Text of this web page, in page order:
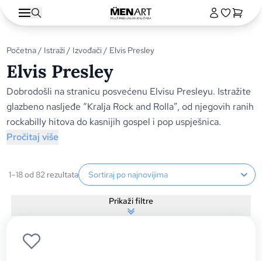
Početna/ Istraži/ Izvođači/ Elvis Presley
Elvis Presley
Dobrodošli na stranicu posvećenu Elvisu Presleyu. Istražite
glazbeno nasljeđe “Kralja Rock and Rolla”, od njegovih ranih
rockabilly hitova do kasnijih gospel i pop uspješnica.
Pročitaj više
1–18 od 82 rezultataSortiranje proizvoda
Prikaži filtre